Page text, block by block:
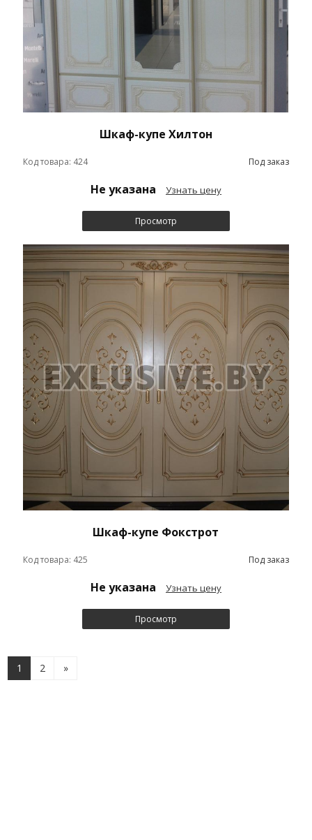
Шкаф-купе Хилтон
Код товара: 424 Под заказ
Не указана Узнать цену
Просмотр
Шкаф-купе Фокстрот
Код товара: 425 Под заказ
Не указана Узнать цену
Просмотр
1 2 »